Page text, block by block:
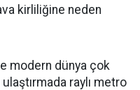
kirliliğine neden
modern dünya çok
raylı metro